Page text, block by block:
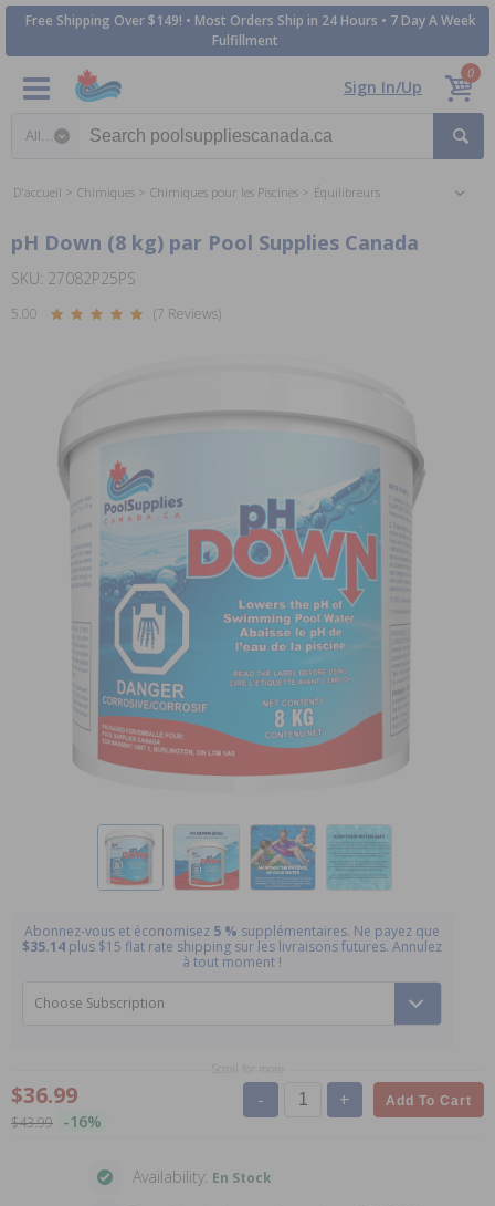
Free Shipping Over $149! • Most Orders Ship in 24 Hours • 7 Day A Week
Fulfillment
Sign In/Up
0
D'accueil Chimiques Chimiques pour les Piscines Équilibreurs
pH Down (8 kg) par Pool Supplies Canada
SKU: 27082P25PS
5.00 (7 Reviews)
Abonnez-vous et économisez 5 % supplémentaires. Ne payez que
$35.14 plus $15 flat rate shipping sur les livraisons futures. Annulez
à tout moment !
Choose Subscription
$36.99
$43.99 -16%
- + Add To Cart
Availability: En Stock